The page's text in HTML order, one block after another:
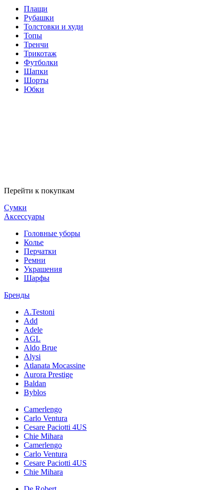
Плащи
Рубашки
Толстовки и худи
Топы
Тренчи
Трикотаж
Футболки
Шапки
Шорты
Юбки
Перейти к покупкам
Сумки
Аксессуары
Головные уборы
Колье
Перчатки
Ремни
Украшения
Шарфы
Бренды
A.Testoni
Add
Adele
AGL
Aldo Brue
Alysi
Atlanata Mocassine
Aurora Prestige
Baldan
Byblos
Camerlengo
Carlo Ventura
Cesare Paciotti 4US
Chie Mihara
Camerlengo
Carlo Ventura
Cesare Paciotti 4US
Chie Mihara